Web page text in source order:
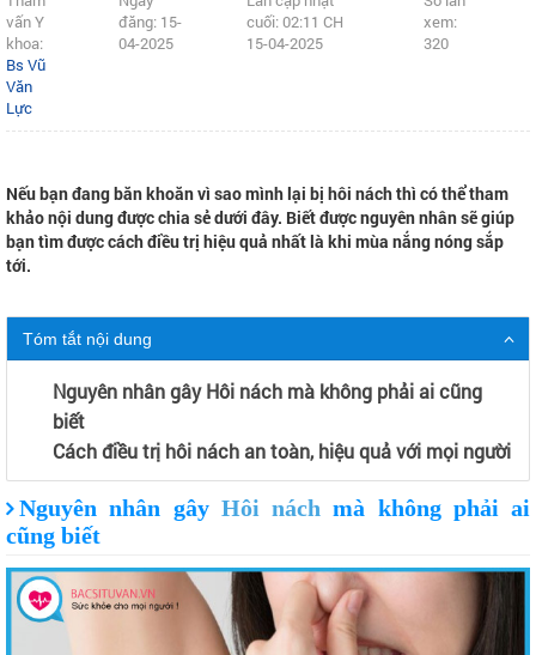
vấn Y
khoa:
Bs Vũ
Văn
Lực
đăng: 15-
04-2025
cuối: 02:11 CH
15-04-2025
xem:
320
Nếu bạn đang băn khoăn vì sao mình lại bị hôi nách thì có thể tham
khảo nội dung được chia sẻ dưới đây. Biết được nguyên nhân sẽ giúp
bạn tìm được cách điều trị hiệu quả nhất là khi mùa nắng nóng sắp
tới.
Tóm tắt nội dung
Nguyên nhân gây Hôi nách mà không phải ai cũng
biết
Cách điều trị hôi nách an toàn, hiệu quả với mọi người
Nguyên nhân gây Hôi nách mà không phải ai
cũng biết